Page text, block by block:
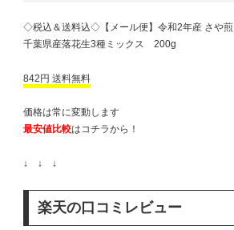
◇税込＆送料込◇【メール便】令和2年産 さや煎
千葉県産落花生3種ミックス 200g
842円 送料無料
価格は常に変動します
最安値比較はコチラから！
↓ ↓ ↓
楽天の口コミレビュー